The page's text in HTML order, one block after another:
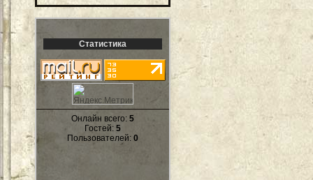
Статистика
Онлайн всего: 5
Гостей: 5
Пользователей: 0